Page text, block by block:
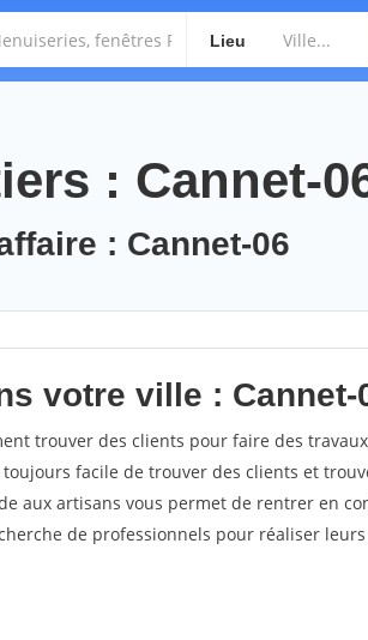
Lieu
: Cannet-
: Cannet-06
votre ville : Cannet-
trouver des clients pour faire des
facile de trouver des clients et
aux artisans vous permet de rentrer en
de professionnels pour réaliser